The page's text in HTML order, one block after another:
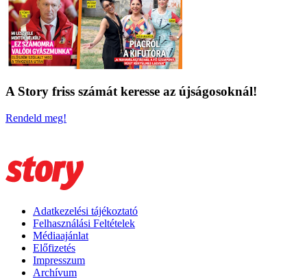
A Story friss számát keresse az újságosoknál!
Rendeld meg!
Adatkezelési tájékoztató
Felhasználási Feltételek
Médiaajánlat
Előfizetés
Impresszum
Archívum